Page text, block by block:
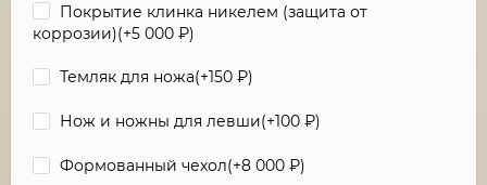
Покрытие клинка никелем (защита от
коррозии)(+5 000 ₽)
Темляк для ножа(+150 ₽)
Нож и ножны для левши(+100 ₽)
Формованный чехол(+8 000 ₽)